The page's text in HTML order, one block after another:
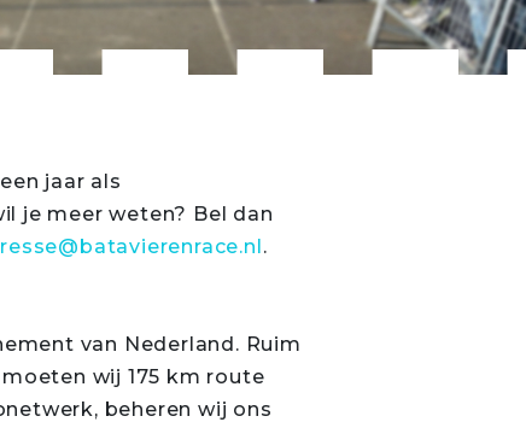
jaar als
je meer weten? Bel dan
.
van Nederland. Ruim
wij 175 km route
beheren wij ons